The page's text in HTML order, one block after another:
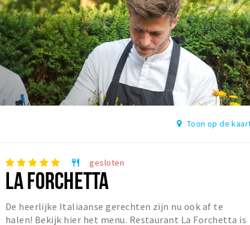
Toon op de
restaurant gesloten
LA FORCHETTA
De heerlijke Italiaanse gerechten zijn nu ook af te
halen! Bekijk hier het menu. Restaurant La Forchetta is